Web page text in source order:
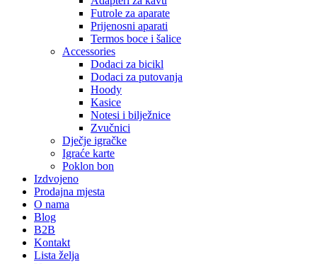
Futrole za aparate
Prijenosni aparati
Termos boce i šalice
Accessories
Dodaci za bicikl
Dodaci za putovanja
Hoody
Kasice
Notesi i bilježnice
Zvučnici
Dječje igračke
Igraće karte
Poklon bon
Izdvojeno
Prodajna mjesta
O nama
Blog
B2B
Kontakt
Lista želja